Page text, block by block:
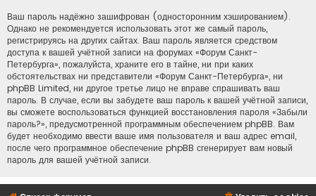
Ваш пароль надёжно зашифрован (односторонним хэшированием).
Однако не рекомендуется использовать этот же самый пароль,
регистрируясь на других сайтах. Ваш пароль является средством
доступа к вашей учётной записи на форумах «Форум Санкт-
Петербурга», пожалуйста, храните его в тайне, ни при каких
обстоятельствах ни представители «Форум Санкт-Петербурга», ни
phpBB Limited, ни другое третье лицо не вправе спрашивать ваш
пароль. В случае, если вы забудете ваш пароль к вашей учётной записи,
вы сможете воспользоваться функцией восстановления пароля «Забыли
пароль?», предусмотренной программным обеспечением phpBB. Вам
будет необходимо ввести ваше имя пользователя и ваш адрес email,
после чего программное обеспечение phpBB сгенерирует вам новый
пароль для вашей учётной записи.